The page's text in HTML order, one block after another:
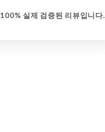
100% 실제 검증된 리뷰입니다.